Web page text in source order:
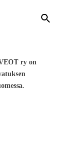
ry on